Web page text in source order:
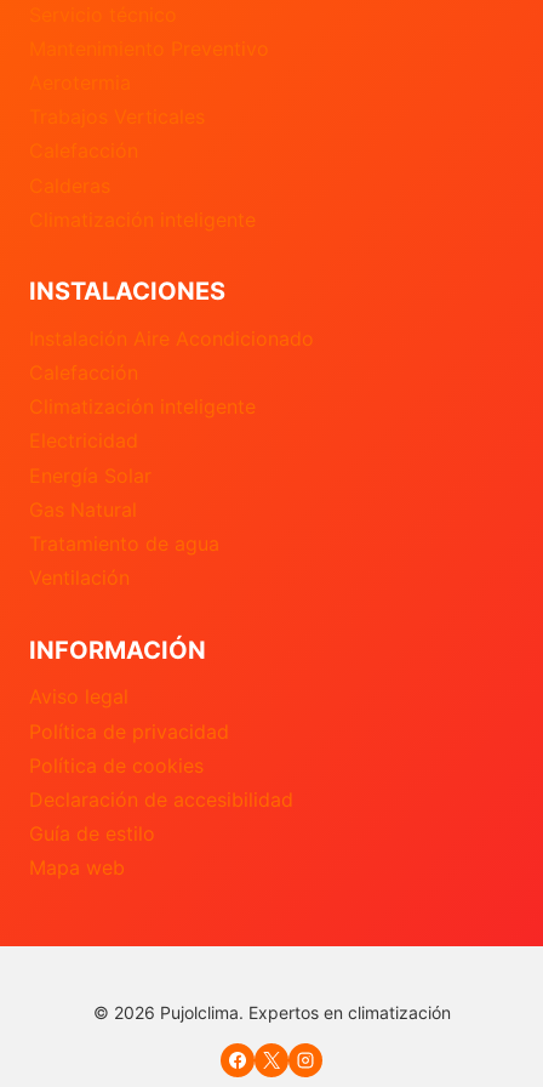
Mantenimiento Preventivo
Trabajos Verticales
Calefacción
Calderas
Climatización inteligente
INSTALACIONES
Instalación Aire Acondicionado
Calefacción
Climatización inteligente
Electricidad
Energía Solar
Gas Natural
Tratamiento de agua
Ventilación
INFORMACIÓN
Aviso legal
Política de privacidad
Política de cookies
Declaración de accesibilidad
Guía de estilo
Mapa web
© 2026 Pujolclima. Expertos en climatización